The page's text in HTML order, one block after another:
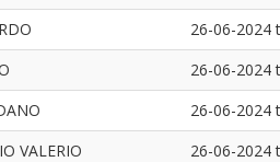
26-06-2024
26-06-2024
26-06-2024
VALERIO 26-06-2024